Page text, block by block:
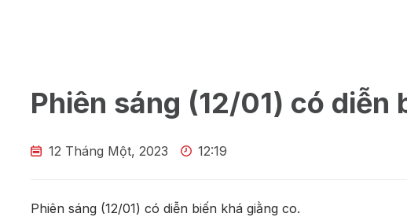
Phiên sáng (12/01) có diễn
12 Tháng Một, 2023 12:19
Phiên sáng (12/01) có diễn biến khá giằng co.